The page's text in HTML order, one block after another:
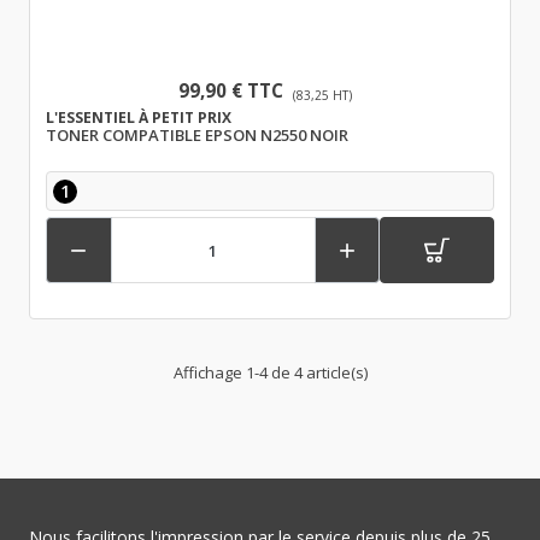
99,90 € TTC (83,25 HT)
L'ESSENTIEL À PETIT PRIX
TONER COMPATIBLE EPSON N2550 NOIR
1
 
Affichage 1-4 de 4 article(s)